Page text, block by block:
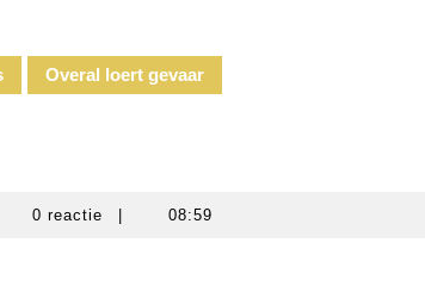
Overal loert gevaar
0 reactie 08:59